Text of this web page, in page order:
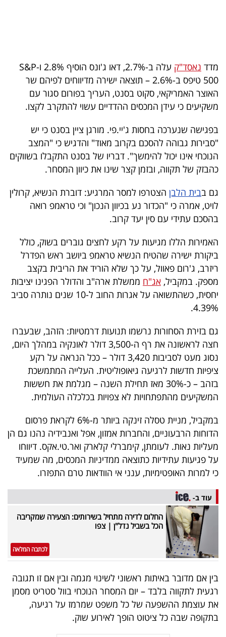
5
המילון
הכלכלי
פודקאסט
40
UNDER
40
פעולה
דרושים
מייל
אדום
פרסמו
באייס
עקבו
אחרינו:
מדד נאסד"ק
עלה ב-2.7%, דאו ג'ונס הוסיף 2.8% ו-S&P
500 טיפס ב-2.6% – תוצאה ישירה מדיווחים לפיהם שר
האוצר האמריקאי, סקוט בסנט, העריך בפורום סגור עם
משקיעים כי עידן המכסים ההדדיים עשוי להתקרב לקצו.
בפגישה שנערכה בחסות ג'יי.פי. מורגן ציין בסנט כי יש
"סבירות גבוהה להסכם בקרוב מאוד" והדגיש כי "המצב
הנוכחי אינו יכול להימשך". דבריו של בסנט התקבלו בשווקים
כהבזק של תקווה, ובזמן קצר שינו את כיוון המסחר.
גם בבית הלבן הצטרפו למסר המרגיע: דוברת הנשיא, קרולין
לויט, אמרה כי "הכדור נע בכיוון הנכון" וכי טראמפ רואה
בהסכם עתידי עם סין יעד קרוב.
האמירות הללו מגיעות על רקע לחצים גוברים בשוק, כולל
ביקורת ישירה שהטיח הנשיא טראמפ ביושב ראש הפדרל
ריזרב, ג'רום פאוול, על כך שלא הוריד את הריבית בקצב
מספק. במקביל, אג"ח ממשלת ארה"ב והדולר הפגינו יציבות
יחסית, כשהתשואה על אגרות החוב ל-10 שנים נותרה סביב
4.39%.
גם בזירת הסחורות נרשמו תנועות דרמטיות: הזהב, שבעברו
חצה לראשונה את רף ה-3,500 דולר לאונקיה במהלך היום,
נסוג מעט לסביבות 3,420 דולר – ככל הנראה על רקע
ציפיות חדשות לרגיעה גיאופוליטית. העלייה המתמשכת
בזהב – כ-30% מאז תחילת השנה – מגלמת את חששות
המשקיעים מהתפתחויות לא צפויות בכלכלה העולמית.
במקביל, מניית טסלה זינקה ביותר מ-6% לקראת פרסום
הדוחות הרבעוניים, והחברות אמזון, אפל ואנבידיה נהנו גם הן
מעליות נאות. לעומתן, קימברלי קלארק ואר.טי.אקס. דיווחו
על פגיעות עתידיות כתוצאה ממדיניות המכסים, מה שמעיד
כי למרות האופטימיות, ענני אי הוודאות טרם התפזרו.
עוד ב-
החלום לדירה מתחיל בשירותים: הצעירה שמקריבה
הכל בשביל נדל"ן | צפו
לכתבה המלאה
בין אם מדובר באיתות ראשוני לשינוי מגמה ובין אם זו תגובה
רגעית לתקווה בלבד – יום המסחר הנוכחי בוול סטריט מסמן
את עוצמת ההשפעה של כל משפט שמרמז על רגיעה,
בתקופה שבה כל ציטוט הופך לאירוע שוק.